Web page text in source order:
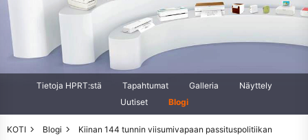
Tietoja HPRT:stä Tapahtumat Galleria
Näyttely
Uutiset
Blogi
KOTI Blogi
Kiinan 144 tunnin viisumivapaan passituspolitiikan